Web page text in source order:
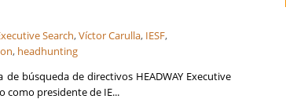
Search,Víctor Carulla, IESF,
, headhunting
búsqueda de directivos HEADWAY Executive
como presidente de IE...